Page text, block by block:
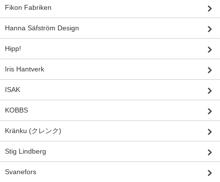
Fikon Fabriken
Hanna Säfström Design
Hipp!
Iris Hantverk
ISAK
KOBBS
Kränku (クレンク)
Stig Lindberg
Svanefors